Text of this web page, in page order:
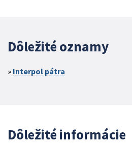
Dôležité oznamy
Interpol pátra
Dôležité informácie